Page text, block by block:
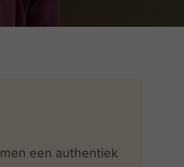
een authentiek